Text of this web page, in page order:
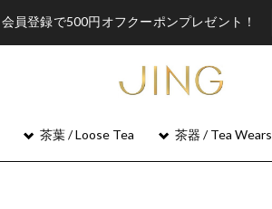
会員登録で500円オフクーポンプレゼント！
茶葉 / Loose Tea 茶器 / Tea Wears